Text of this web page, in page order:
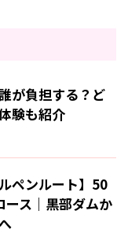
が負担する？ど
験も紹介
ペンルート】50
ス｜黒部ダムか